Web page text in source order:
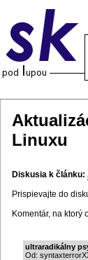
Linuxu
Diskusia k článku:
Prispievajte do
Komentár, na ktorý
ultraradikálny
Od: